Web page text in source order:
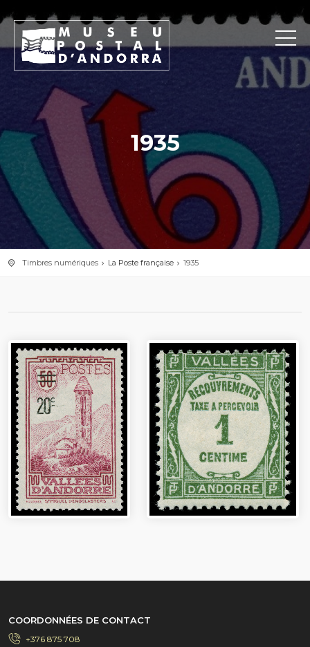
1935
Timbres numériques La Poste française 1935
COORDONNÉES DE CONTACT
+376 875 708